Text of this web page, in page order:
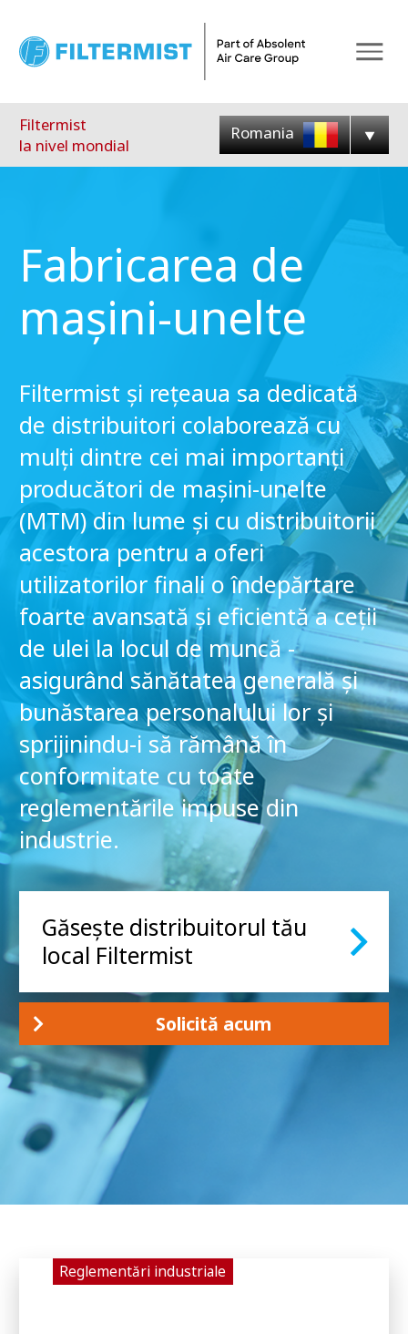
Filtermist
la nivel mondial
Romania
Fabricarea de
mașini-unelte
Filtermist și rețeaua sa dedicată
de distribuitori colaborează cu
mulți dintre cei mai importanți
producători de mașini-unelte
(MTM) din lume și cu distribuitorii
acestora pentru a oferi
utilizatorilor finali o îndepărtare
foarte avansată și eficientă a ceții
de ulei la locul de muncă -
asigurând sănătatea generală și
bunăstarea personalului lor și
sprijinindu-i să rămână în
conformitate cu toate
reglementările impuse din
industrie.
Găsește distribuitorul tău
local Filtermist
Solicită acum
Reglementări industriale